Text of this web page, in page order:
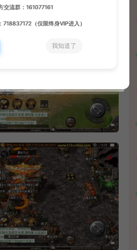
交流群：161077161
718837172（仅限终身VIP进入）
我知道了